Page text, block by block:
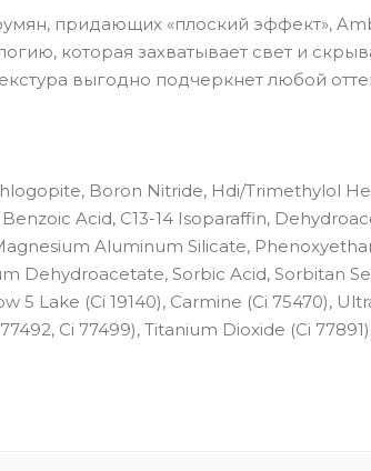
придающих «плоский эффект»,
которая захватывает свет и
выгодно подчеркнет любой
Boron Nitride, Hdi/Trimethylol
Acid, C13-14 Isoparaffin,
Aluminum Silicate,
Dehydroacetate, Sorbic Acid, Sorbitan
5 Lake (Ci 19140), Carmine (Ci 75470),
Ci 77499), Titanium Dioxide (Ci 77891).